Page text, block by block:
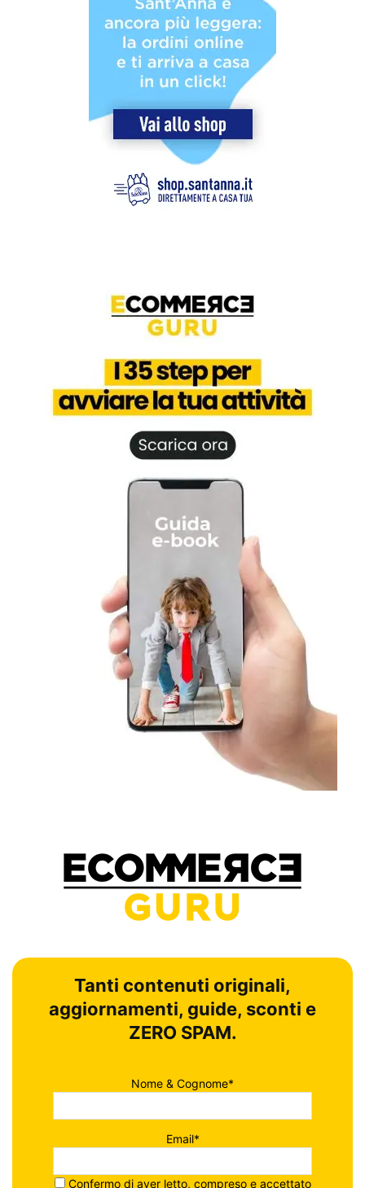
Tanti contenuti originali,
aggiornamenti, guide, sconti e
ZERO SPAM.
Nome & Cognome*
Email*
Confermo di aver letto, compreso e accettato